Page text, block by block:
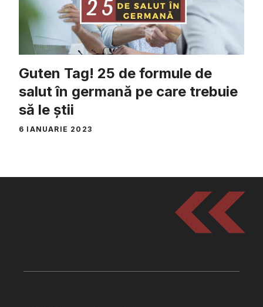
Guten Tag! 25 de formule de
salut în germană pe care trebuie
să le știi
6 IANUARIE 2023